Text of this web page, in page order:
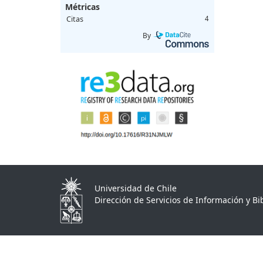
Métricas
Citas 4
By
Universidad de Chile
Dirección de Servicios de Información y